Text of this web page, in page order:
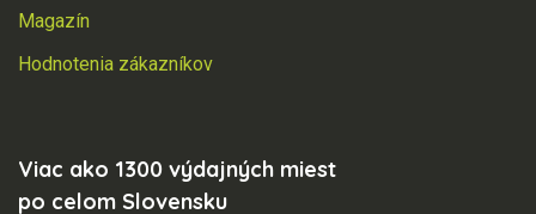
Magazín
Hodnotenia zákazníkov
Viac ako 1300 výdajných miest
po celom Slovensku